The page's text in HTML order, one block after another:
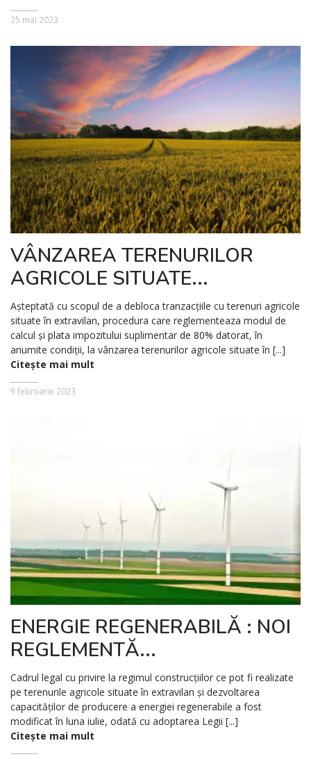
25 mai 2023
VÂNZAREA TERENURILOR
AGRICOLE SITUATE...
Așteptată cu scopul de a debloca tranzacțiile cu terenuri agricole
situate în extravilan, procedura care reglementeaza modul de
calcul și plata impozitului suplimentar de 80% datorat, în
anumite condiții, la vânzarea terenurilor agricole situate în [...]
Citește mai mult
9 februarie 2023
ENERGIE REGENERABILĂ : NOI
REGLEMENTĂ...
Cadrul legal cu privire la regimul construcțiilor ce pot fi realizate
pe terenurile agricole situate în extravilan şi dezvoltarea
capacităților de producere a energiei regenerabile a fost
modificat în luna iulie, odată cu adoptarea Legii [...]
Citește mai mult